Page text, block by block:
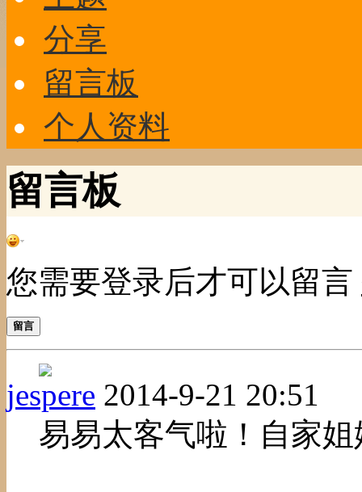
分享
留言板
个人资料
留言板
您需要登录后才可以留言
留言
jespere 2014-9-21 20:51
易易太客气啦！自家